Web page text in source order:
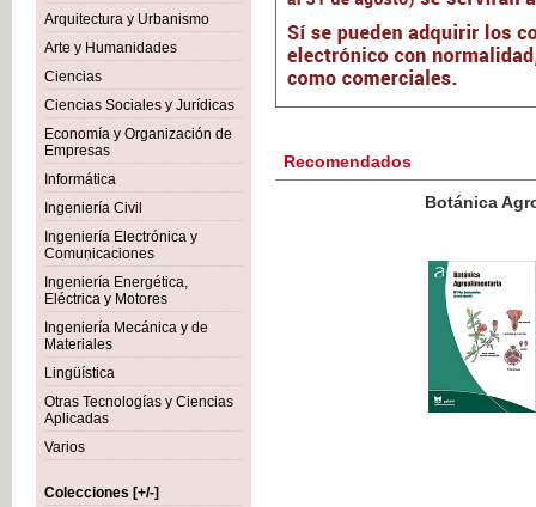
Arquitectura y Urbanismo
Arte y Humanidades
Ciencias
Ciencias Sociales y Jurídicas
Economía y Organización de
Empresas
Informática
Ingeniería Civil
Ingeniería Electrónica y
Comunicaciones
Ingeniería Energética,
Eléctrica y Motores
Ingeniería Mecánica y de
Materiales
Lingüística
Otras Tecnologías y Ciencias
Aplicadas
Varios
Colecciones [+/-]
Recomendados
Botánica Agroalimentaria
IVA